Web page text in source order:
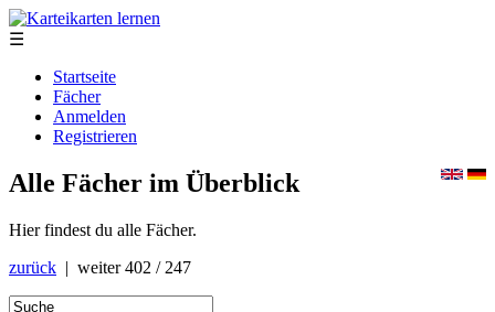
☰
Startseite
Fächer
Anmelden
Registrieren
Alle Fächer im Überblick
Hier findest du alle Fächer.
zurück | weiter402 / 247